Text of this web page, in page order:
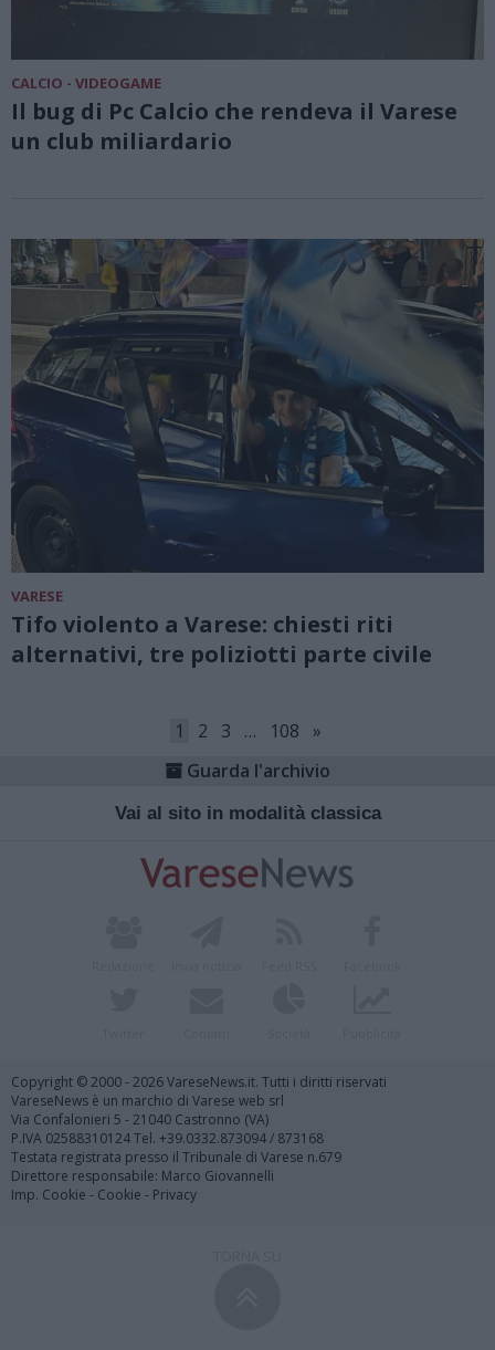
CALCIO - VIDEOGAME
Il bug di Pc Calcio che rendeva il Varese
un club miliardario
VARESE
Tifo violento a Varese: chiesti riti
alternativi, tre poliziotti parte civile
1 2 3 … 108
»
Guarda l'archivio
Vai al sito in modalità classica
Copyright © 2000 - 2026 VareseNews.it. Tutti i diritti riservati
VareseNews è un marchio di Varese web srl
Via Confalonieri 5 - 21040 Castronno (VA)
P.IVA 02588310124 Tel. +39.0332.873094 / 873168
Testata registrata presso il Tribunale di Varese n.679
Direttore responsabile: Marco Giovannelli
Imp. Cookie - Cookie - Privacy